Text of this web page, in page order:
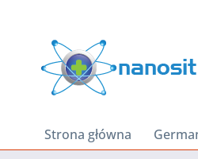
Strona główna